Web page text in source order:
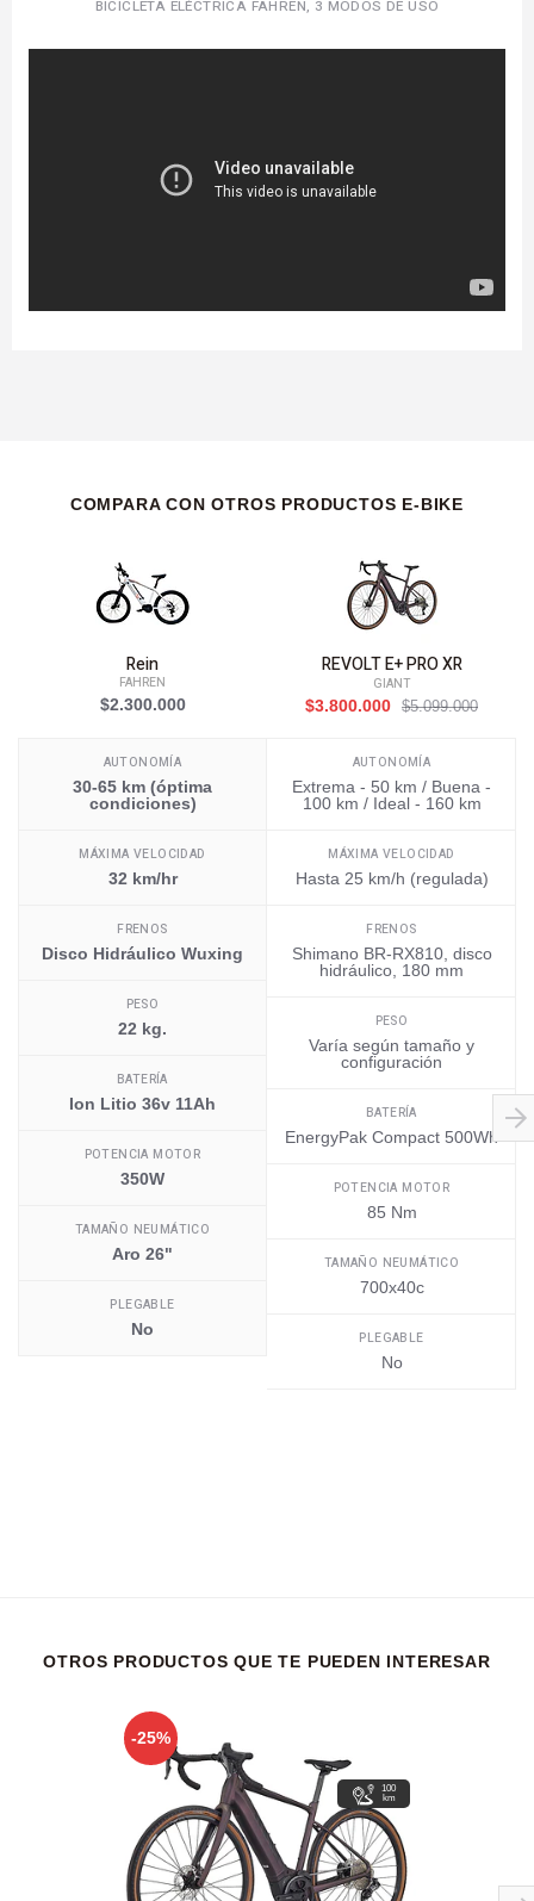
BICICLETA ELÉCTRICA FAHREN, 3 MODOS DE USO
COMPARA CON OTROS PRODUCTOS E-BIKE
Rein
FAHREN
$2.300.000
AUTONOMÍA
30-65 km (óptima
condiciones)
MÁXIMA VELOCIDAD
32 km/hr
FRENOS
Disco Hidráulico Wuxing
PESO
22 kg.
BATERÍA
Ion Litio 36v 11Ah
POTENCIA MOTOR
350W
TAMAÑO NEUMÁTICO
Aro 26"
PLEGABLE
No
REVOLT E+ PRO XR
GIANT
$3.800.000
$5.099.000
AUTONOMÍA
Extrema - 50 km / Buena -
100 km / Ideal - 160 km
MÁXIMA VELOCIDAD
Hasta 25 km/h (regulada)
FRENOS
Shimano BR-RX810, disco
hidráulico, 180 mm
PESO
Varía según tamaño y
configuración
BATERÍA
EnergyPak Compact 500Wh
POTENCIA MOTOR
85 Nm
TAMAÑO NEUMÁTICO
700x40c
PLEGABLE
No
OTROS PRODUCTOS QUE TE PUEDEN INTERESAR
-25%
100
km